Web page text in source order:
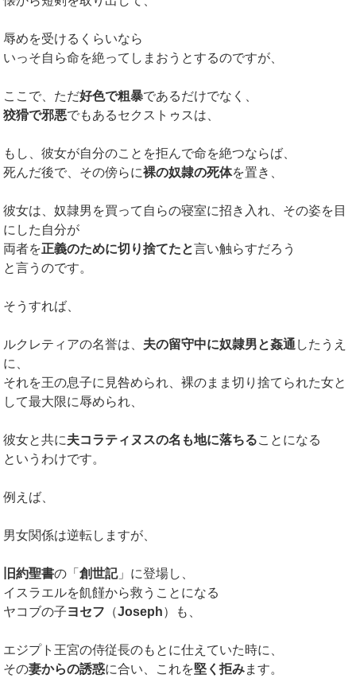
辱めを受けるくらいなら
いっそ自ら命を絶ってしまおうとするのですが、
ここで、ただ好色で粗暴であるだけでなく、
狡猾で邪悪でもあるセクストゥスは、
もし、彼女が自分のことを拒んで命を絶つならば、
死んだ後で、その傍らに裸の奴隷の死体を置き、
彼女は、奴隷男を買って自らの寝室に招き入れ、その姿を目
にした自分が
両者を正義のために切り捨てたと言い触らすだろう
と言うのです。
そうすれば、
ルクレティアの名誉は、 夫の留守中に奴隷男と姦通 したうえ
に、
それを王の息子に見咎められ、裸のまま切り捨てられた女と
して最大限に辱められ、
彼女と共に夫コラティヌスの名も地に落ちることになる
というわけです。
例えば、
男女関係は逆転しますが、
旧約聖書の「創世記」に登場し、
イスラエルを飢饉から救うことになる
ヤコブの子ヨセフ （Joseph）も、
エジプト王宮の侍従長のもとに仕えていた時に、
その妻からの誘惑に合い、これを堅く拒みます。